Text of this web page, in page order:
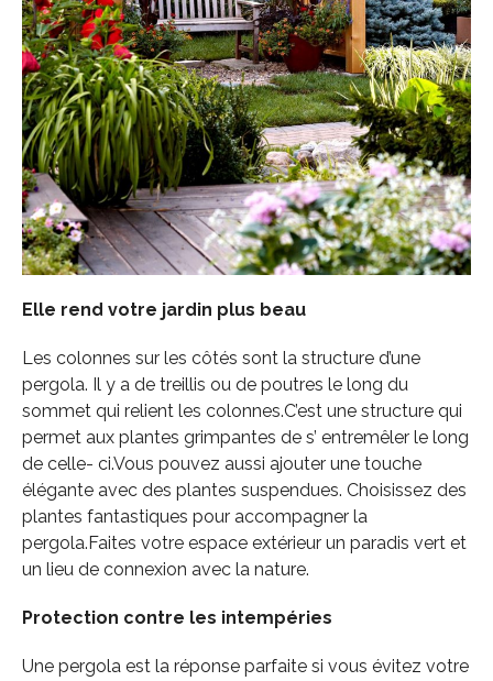
Elle rend votre jardin plus beau
Les colonnes sur les côtés sont la structure d’une
pergola. Il y a de treillis ou de poutres le long du
sommet qui relient les colonnes.C’est une structure qui
permet aux plantes grimpantes de s’ entremêler le long
de celle- ci.Vous pouvez aussi ajouter une touche
élégante avec des plantes suspendues. Choisissez des
plantes fantastiques pour accompagner la
pergola.Faites votre espace extérieur un paradis vert et
un lieu de connexion avec la nature.
Protection contre les intempéries
Une pergola est la réponse parfaite si vous évitez votre